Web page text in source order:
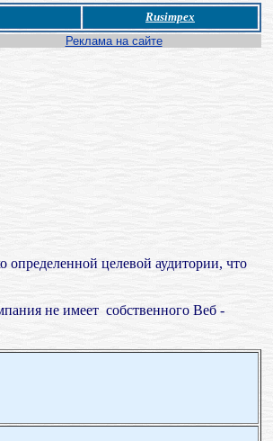
Rusimpex
Реклама на сайте
определенной целевой аудитории, что
не имеет собственного Веб -